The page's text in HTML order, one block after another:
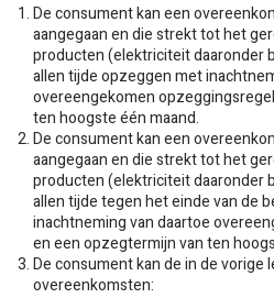
De consument kan een
aangegaan en die strekt tot het
producten (elektriciteit daaronder
allen tijde opzeggen met
overeengekomen
ten hoogste één maand.
De consument kan een
aangegaan en die strekt tot het
producten (elektriciteit daaronder
allen tijde tegen het einde van de
inachtneming van daartoe
en een opzegtermijn van ten
De consument kan de in de vorige
overeenkomsten: